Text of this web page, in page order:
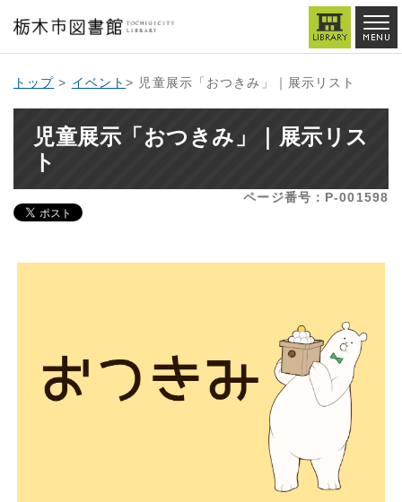
トップ > イベント> 児童展示「おつきみ」｜展示リスト
児童展示「おつきみ」｜展示リス
ト
ページ番号：P-001598